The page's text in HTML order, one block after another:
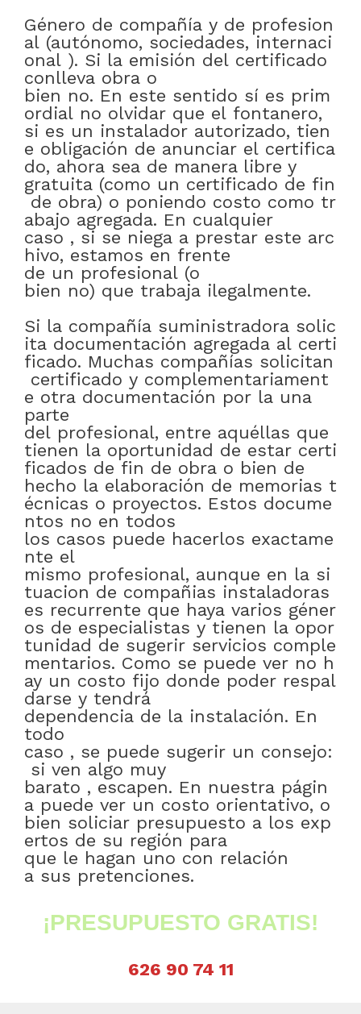
Género de compañía y de profesion
al (autónomo, sociedades, internaci
onal ). Si la emisión del certificado
conlleva obra o
bien no. En este sentido sí es prim
ordial no olvidar que el fontanero,
si es un instalador autorizado, tien
e obligación de anunciar el certifica
do, ahora sea de manera libre y
gratuita (como un certificado de fin
de obra) o poniendo costo como tr
abajo agregada. En cualquier
caso , si se niega a prestar este arc
hivo, estamos en frente
de un profesional (o
bien no) que trabaja ilegalmente.
Si la compañía suministradora solic
ita documentación agregada al certi
ficado. Muchas compañías solicitan
certificado y complementariament
e otra documentación por la una
parte
del profesional, entre aquéllas que
tienen la oportunidad de estar certi
ficados de fin de obra o bien de
hecho la elaboración de memorias t
écnicas o proyectos. Estos docume
ntos no en todos
los casos puede hacerlos exactame
nte el
mismo profesional, aunque en la si
tuacion de compañias instaladoras
es recurrente que haya varios géner
os de especialistas y tienen la opor
tunidad de sugerir servicios comple
mentarios. Como se puede ver no h
ay un costo fijo donde poder respal
darse y tendrá
dependencia de la instalación. En
todo
caso , se puede sugerir un consejo:
si ven algo muy
barato , escapen. En nuestra págin
a puede ver un costo orientativo, o
bien soliciar presupuesto a los exp
ertos de su región para
que le hagan uno con relación
a sus pretenciones.
¡PRESUPUESTO GRATIS!
626 90 74 11